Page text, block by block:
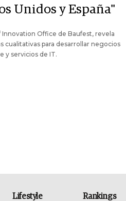
Unidos y España"
Office de Baufest, revela
cualitativas para desarrollar negocios
y servicios de IT.
Lifestyle Rankings